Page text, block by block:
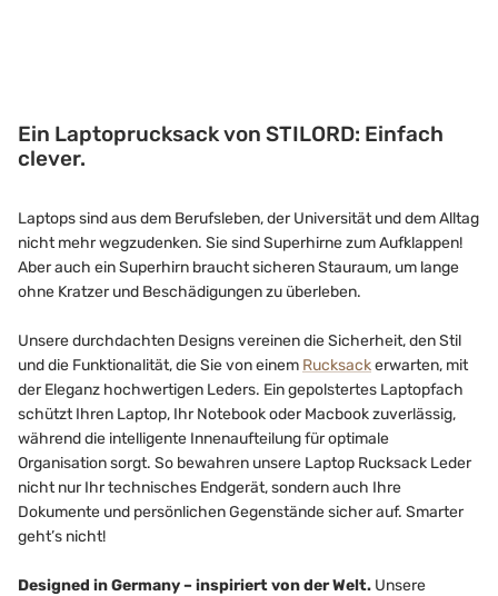
Ein Laptoprucksack von STILORD: Einfach
clever.
Laptops sind aus dem Berufsleben, der Universität und dem Alltag
nicht mehr wegzudenken. Sie sind Superhirne zum Aufklappen!
Aber auch ein Superhirn braucht sicheren Stauraum, um lange
ohne Kratzer und Beschädigungen zu überleben.
Unsere durchdachten Designs vereinen die Sicherheit, den Stil
und die Funktionalität, die Sie von einem Rucksackerwarten, mit
der Eleganz hochwertigen Leders. Ein gepolstertes Laptopfach
schützt Ihren Laptop, Ihr Notebook oder Macbook zuverlässig,
während die intelligente Innenaufteilung für optimale
Organisation sorgt. So bewahren unsere Laptop Rucksack Leder
nicht nur Ihr technisches Endgerät, sondern auch Ihre
Dokumente und persönlichen Gegenstände sicher auf. Smarter
geht’s nicht!
Designed in Germany – inspiriert von der Welt. Unsere